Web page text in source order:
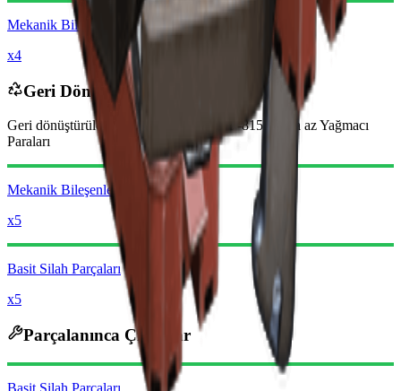
Mekanik Bileşenler
x4
Geri Dönüştürülünce
Geri dönüştürüldüğünde şunları alırsınız -8150 daha azYağmacı
Paraları
Mekanik Bileşenler
x5
Basit Silah Parçaları
x5
Parçalanınca Çıkanlar
Basit Silah Parçaları